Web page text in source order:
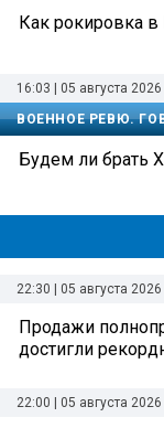
Как рокировка
16:03 | 05 августа 2026
ВОЕННОЕ РЕВЮ.
Будем ли брать
22:30 | 05 августа 2026
Продажи
достигли
22:00 | 05 августа 2026